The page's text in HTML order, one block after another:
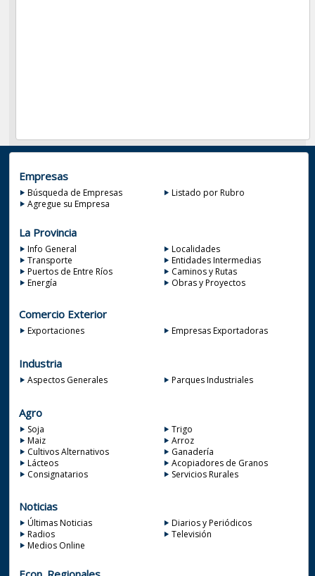
Empresas
Búsqueda de Empresas
Listado por Rubro
Agregue su Empresa
La Provincia
Info General
Localidades
Transporte
Entidades Intermedias
Puertos de Entre Ríos
Caminos y Rutas
Energía
Obras y Proyectos
Comercio Exterior
Exportaciones Empresas Exportadoras
Industria
Aspectos Generales Parques Industriales
Agro
Soja
Trigo
Maiz
Arroz
Cultivos Alternativos
Ganadería
Lácteos
Acopiadores de Granos
Consignatarios
Servicios Rurales
Noticias
Últimas Noticias
Diarios y Periódicos
Radios
Televisión
Medios Online